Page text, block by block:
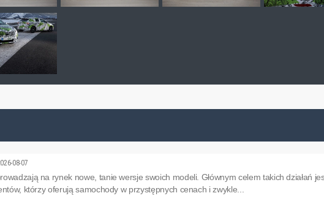
08-07
na rynek nowe, tanie wersje swoich modeli. Głównym celem takich działań
którzy oferują samochody w przystępnych cenach i zwykle...